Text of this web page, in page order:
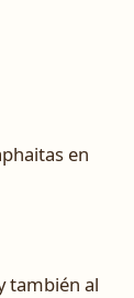
en
también al